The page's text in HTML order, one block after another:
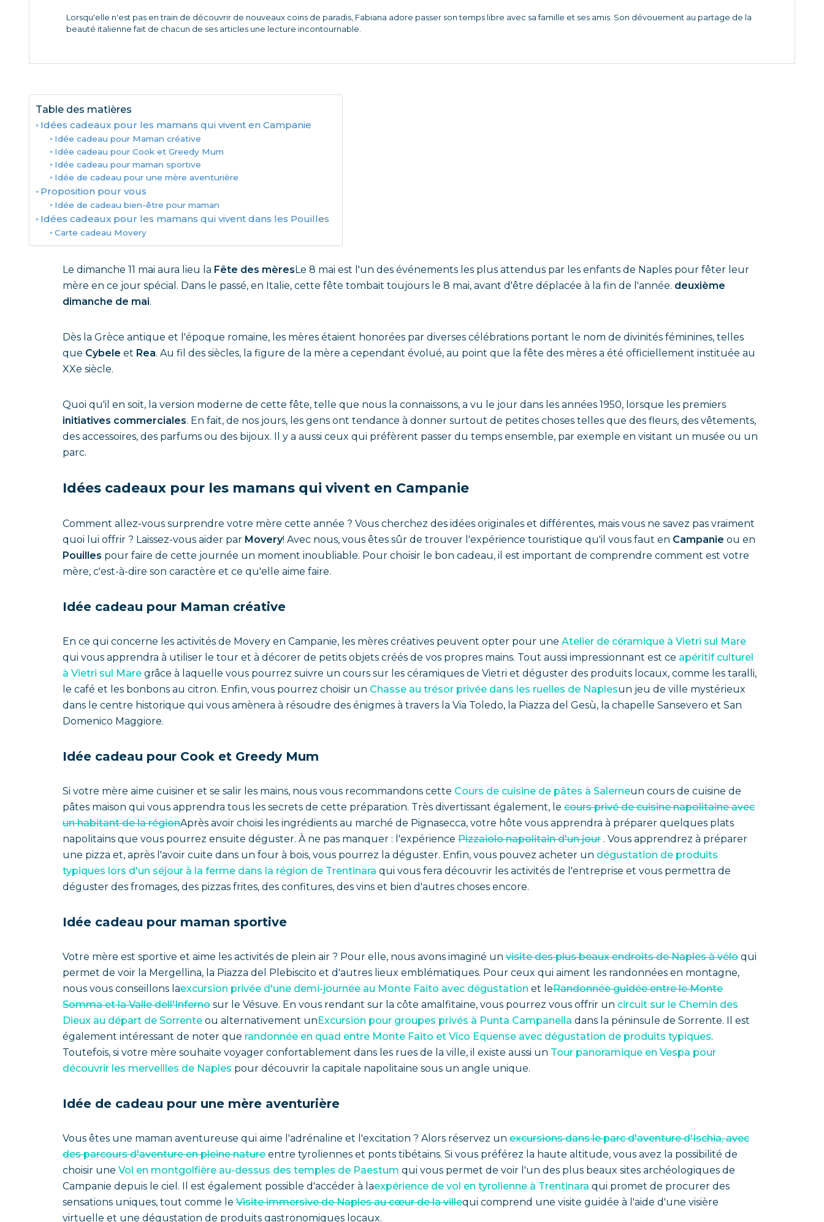
Lorsqu'elle n'est pas en train de découvrir de nouveaux coins de paradis, Fabiana adore passer son temps libre avec sa famille et ses amis. Son dévouement au partage de la
beauté italienne fait de chacun de ses articles une lecture incontournable.
Table des matières
Idées cadeaux pour les mamans qui vivent en Campanie
Idée cadeau pour Maman créative
Idée cadeau pour Cook et Greedy Mum
Idée cadeau pour maman sportive
Idée de cadeau pour une mère aventurière
Proposition pour vous
Idée de cadeau bien-être pour maman
Idées cadeaux pour les mamans qui vivent dans les Pouilles
Carte cadeau Movery
Le dimanche 11 mai aura lieu la Fête des mèresLe 8 mai est l'un des événements les plus attendus par les enfants de Naples pour fêter leur
mère en ce jour spécial. Dans le passé, en Italie, cette fête tombait toujours le 8 mai, avant d'être déplacée à la fin de l'année. deuxième
dimanche de mai.
Dès la Grèce antique et l'époque romaine, les mères étaient honorées par diverses célébrations portant le nom de divinités féminines, telles
que Cybele et Rea. Au fil des siècles, la figure de la mère a cependant évolué, au point que la fête des mères a été officiellement instituée au
XXe siècle.
Quoi qu'il en soit, la version moderne de cette fête, telle que nous la connaissons, a vu le jour dans les années 1950, lorsque les premiers
initiatives commerciales. En fait, de nos jours, les gens ont tendance à donner surtout de petites choses telles que des fleurs, des vêtements,
des accessoires, des parfums ou des bijoux. Il y a aussi ceux qui préfèrent passer du temps ensemble, par exemple en visitant un musée ou un
parc.
Idées cadeaux pour les mamans qui vivent en Campanie
Comment allez-vous surprendre votre mère cette année ? Vous cherchez des idées originales et différentes, mais vous ne savez pas vraiment
quoi lui offrir ? Laissez-vous aider par Movery! Avec nous, vous êtes sûr de trouver l'expérience touristique qu'il vous faut en Campanie ou en
Pouilles pour faire de cette journée un moment inoubliable. Pour choisir le bon cadeau, il est important de comprendre comment est votre
mère, c'est-à-dire son caractère et ce qu'elle aime faire.
Idée cadeau pour Maman créative
En ce qui concerne les activités de Movery en Campanie, les mères créatives peuvent opter pour une Atelier de céramique à Vietri sul Mare
qui vous apprendra à utiliser le tour et à décorer de petits objets créés de vos propres mains. Tout aussi impressionnant est ce apéritif culturel
à Vietri sul Mare grâce à laquelle vous pourrez suivre un cours sur les céramiques de Vietri et déguster des produits locaux, comme les taralli,
le café et les bonbons au citron. Enfin, vous pourrez choisir un Chasse au trésor privée dans les ruelles de Naplesun jeu de ville mystérieux
dans le centre historique qui vous amènera à résoudre des énigmes à travers la Via Toledo, la Piazza del Gesù, la chapelle Sansevero et San
Domenico Maggiore.
Idée cadeau pour Cook et Greedy Mum
Si votre mère aime cuisiner et se salir les mains, nous vous recommandons cette Cours de cuisine de pâtes à Salerneun cours de cuisine de
pâtes maison qui vous apprendra tous les secrets de cette préparation. Très divertissant également, le cours privé de cuisine napolitaine avec
un habitant de la régionAprès avoir choisi les ingrédients au marché de Pignasecca, votre hôte vous apprendra à préparer quelques plats
napolitains que vous pourrez ensuite déguster. À ne pas manquer : l'expérience Pizzaiolo napolitain d'un jour . Vous apprendrez à préparer
une pizza et, après l'avoir cuite dans un four à bois, vous pourrez la déguster. Enfin, vous pouvez acheter un dégustation de produits
typiques lors d'un séjour à la ferme dans la région de Trentinara qui vous fera découvrir les activités de l'entreprise et vous permettra de
déguster des fromages, des pizzas frites, des confitures, des vins et bien d'autres choses encore.
Idée cadeau pour maman sportive
Votre mère est sportive et aime les activités de plein air ? Pour elle, nous avons imaginé un visite des plus beaux endroits de Naples à vélo qui
permet de voir la Mergellina, la Piazza del Plebiscito et d'autres lieux emblématiques. Pour ceux qui aiment les randonnées en montagne,
nous vous conseillons laexcursion privée d'une demi-journée au Monte Faito avec dégustation et leRandonnée guidée entre le Monte
Somma et la Valle dell'Inferno sur le Vésuve. En vous rendant sur la côte amalfitaine, vous pourrez vous offrir un circuit sur le Chemin des
Dieux au départ de Sorrente ou alternativement unExcursion pour groupes privés à Punta Campanella dans la péninsule de Sorrente. Il est
également intéressant de noter que randonnée en quad entre Monte Faito et Vico Equense avec dégustation de produits typiques.
Toutefois, si votre mère souhaite voyager confortablement dans les rues de la ville, il existe aussi un Tour panoramique en Vespa pour
découvrir les merveilles de Naples pour découvrir la capitale napolitaine sous un angle unique.
Idée de cadeau pour une mère aventurière
Vous êtes une maman aventureuse qui aime l'adrénaline et l'excitation ? Alors réservez un excursions dans le parc d'aventure d'Ischia, avec
des parcours d'aventure en pleine nature entre tyroliennes et ponts tibétains. Si vous préférez la haute altitude, vous avez la possibilité de
choisir une Vol en montgolfière au-dessus des temples de Paestum qui vous permet de voir l'un des plus beaux sites archéologiques de
Campanie depuis le ciel. Il est également possible d'accéder à laexpérience de vol en tyrolienne à Trentinara qui promet de procurer des
sensations uniques, tout comme le Visite immersive de Naples au cœur de la villequi comprend une visite guidée à l'aide d'une visière
virtuelle et une dégustation de produits gastronomiques locaux.